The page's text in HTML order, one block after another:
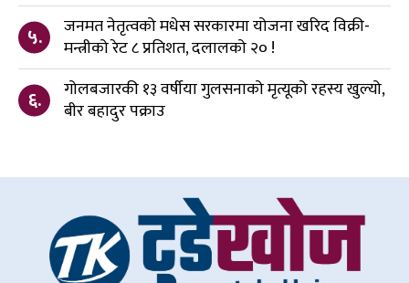
५.
जनमत नेतृत्वको मधेस सरकारमा योजना खरिद विक्री-
मन्त्रीको रेट ८ प्रतिशत, दलालको २० !
६.
गोलबजारकी १३ वर्षीया गुलसनाको मृत्यूको रहस्य खुल्यो,
बीर बहादुर पक्राउ